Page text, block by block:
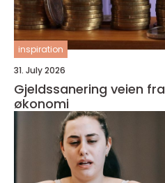
inspiration
31. July 2026
Gjeldssanering veien fra kaos til håndterbar
økonomi